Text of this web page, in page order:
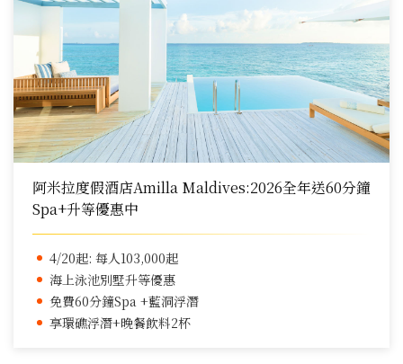
阿米拉度假酒店Amilla Maldives:2026全年送60分鐘
Spa+升等優惠中
4/20起: 每人103,000起
海上泳池別墅升等優惠
免費60分鐘Spa +藍洞浮潛
享環礁浮潛+晚餐飲料2杯